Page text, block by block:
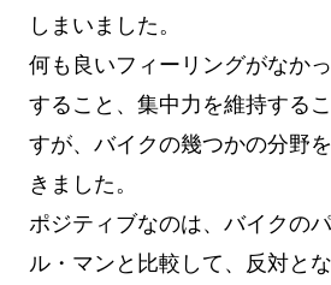
しまいました。
何も良いフィーリングがなか
すること、集中力を維持する
すが、バイクの幾つかの分野
きました。
ポジティブなのは、バイクの
ル・マンと比較して、反対と